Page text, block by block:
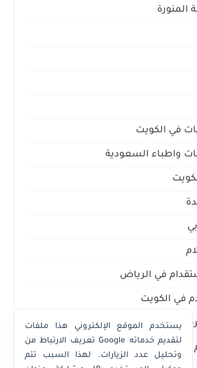
المنورة
في الكويت
واطباء السعودية
في الرياض
في الكويت
يستخدم الموقع الإلكتروني هذا ملفات
تعريف الارتباط من Google لتقديم خدماته
وتحليل عدد الزيارات. لهذا السبب تتم